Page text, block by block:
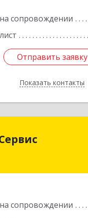
сопровождении
Отправить заявку
Показать контакты
Отправить заявку
Назад
сопровождении